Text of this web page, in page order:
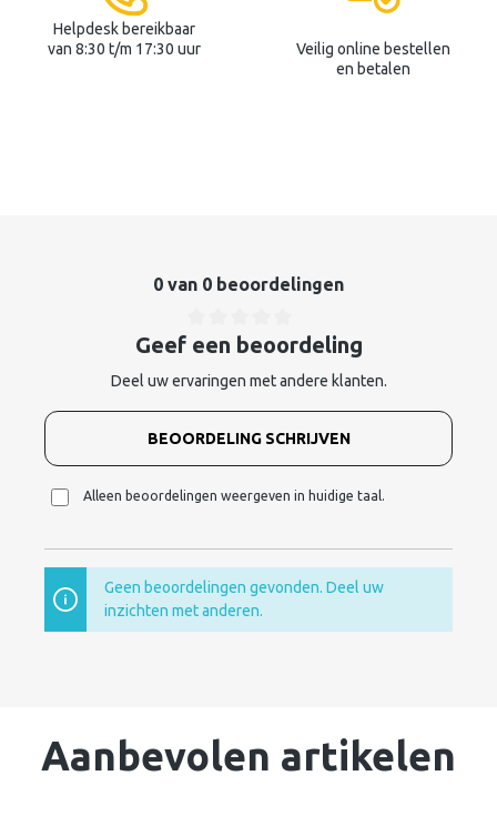
Helpdesk bereikbaar
van 8:30 t/m 17:30 uur
Veilig online bestellen
en betalen
0 van 0 beoordelingen
Geef een beoordeling
Deel uw ervaringen met andere klanten.
BEOORDELING SCHRIJVEN
Alleen beoordelingen weergeven in huidige taal.
Geen beoordelingen gevonden. Deel uw
inzichten met anderen.
Aanbevolen artikelen